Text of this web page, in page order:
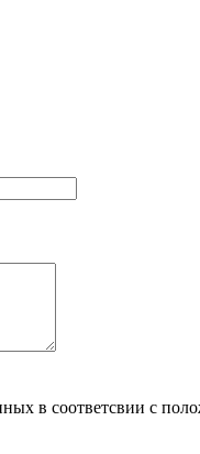
в соответсвии с